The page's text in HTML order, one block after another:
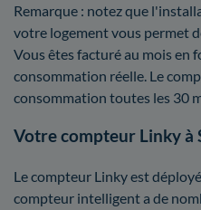
Remarque : notez que
votre logement vous permet
Vous êtes facturé au mois en
consommation réelle. Le
consommation toutes les 30
Votre compteur Linky à
Le compteur Linky est
compteur intelligent a de